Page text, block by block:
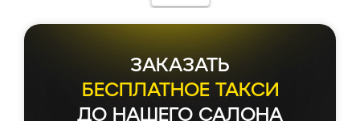
каких-либо доработок. Качеством осталась
довольна, все выглядит так, как и ожидала.
ЗАКАЗАТЬ
БЕСПЛАТНОЕ ТАКСИ
ДО НАШЕГО САЛОНА